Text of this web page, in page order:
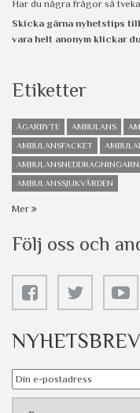
Har du några frågor så
Skicka gärna nyhetstips till
vara helt anonym klickar
Etiketter
ÄGARBYTE AMBULANS
AMBULANSFACKET
AMBULANSSJUKVÅRDEN
Mer
Följ oss och
NYHETSBREV